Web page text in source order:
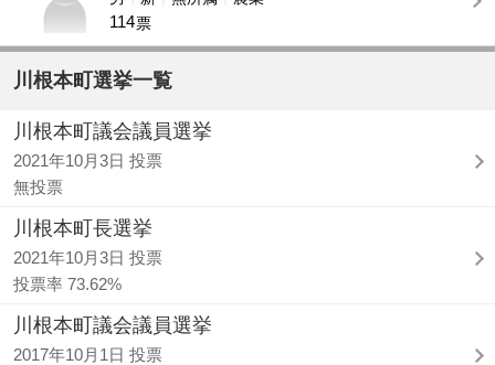
114票
川根本町選挙一覧
川根本町議会議員選挙
2021年10月3日 投票
無投票
川根本町長選挙
2021年10月3日 投票
投票率 73.62%
川根本町議会議員選挙
2017年10月1日 投票